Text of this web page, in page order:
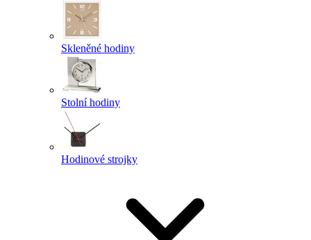
Skleněné hodiny
Stolní hodiny
Hodinové strojky